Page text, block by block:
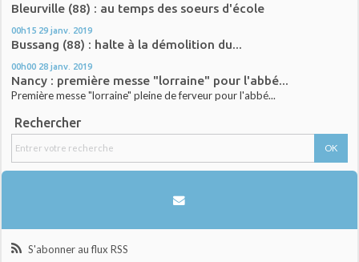
Bleurville (88) : au temps des soeurs d'école
00h15 29 janv. 2019
Bussang (88) : halte à la démolition du...
00h00 28 janv. 2019
Nancy : première messe "lorraine" pour l'abbé...
Première messe "lorraine" pleine de ferveur pour l'abbé...
Rechercher
S'abonner au flux RSS